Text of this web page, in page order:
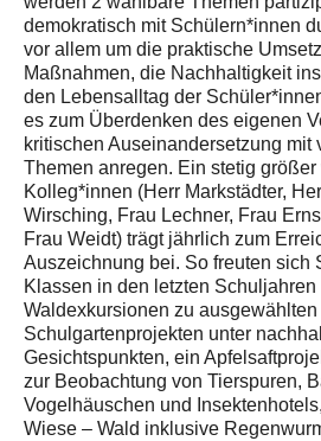
demokratisch mit Schülern*innen
vor allem um die praktische
Maßnahmen, die Nachhaltigkeit
den Lebensalltag der
es zum Überdenken des eigenen
kritischen Auseinandersetzung mit
Themen anregen. Ein stetig
Kolleg*innen (Herr Markstädter,
Wirsching, Frau Lechner, Frau
Frau Weidt) trägt jährlich zum
Auszeichnung bei. So freuten sich
Klassen in den letzten Schuljahren
Waldexkursionen zu ausgewählten
Schulgartenprojekten unter
Gesichtspunkten, ein
zur Beobachtung von Tierspuren,
Vogelhäuschen und
Wiese – Wald inklusive